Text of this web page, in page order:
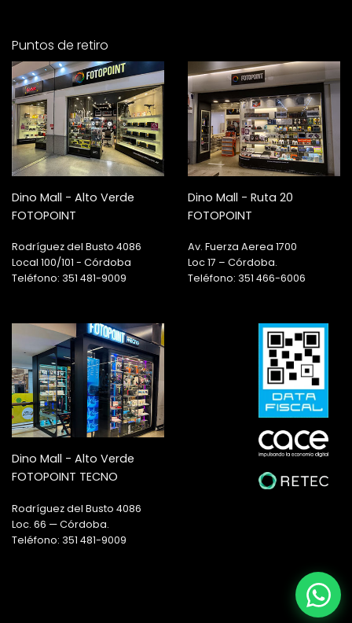
Puntos de retiro
Dino Mall - Alto Verde
FOTOPOINT
Rodríguez del Busto 4086
Local 100/101 - Córdoba
Teléfono: 351 481-9009
Dino Mall - Ruta 20
FOTOPOINT
Av. Fuerza Aerea 1700
Loc 17 – Córdoba.
Teléfono: 351 466-6006
Dino Mall - Alto Verde
FOTOPOINT TECNO
Rodríguez del Busto 4086
Loc. 66 — Córdoba.
Teléfono: 351 481-9009